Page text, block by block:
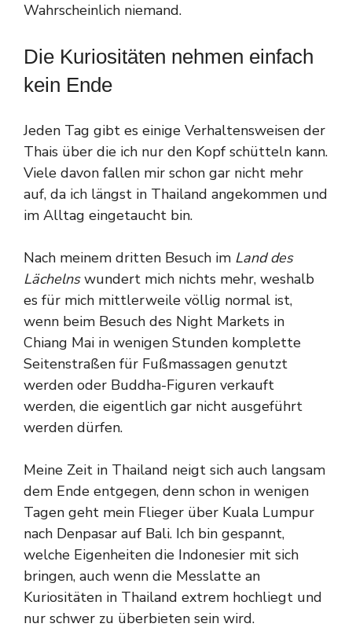
Wahrscheinlich niemand.
Die Kuriositäten nehmen einfach
kein Ende
Jeden Tag gibt es einige Verhaltensweisen der
Thais über die ich nur den Kopf schütteln kann.
Viele davon fallen mir schon gar nicht mehr
auf, da ich längst in Thailand angekommen und
im Alltag eingetaucht bin.
Nach meinem dritten Besuch im Land des
Lächelnswundert mich nichts mehr, weshalb
es für mich mittlerweile völlig normal ist,
wenn beim Besuch des Night Markets in
Chiang Mai in wenigen Stunden komplette
Seitenstraßen für Fußmassagen genutzt
werden oder Buddha-Figuren verkauft
werden, die eigentlich gar nicht ausgeführt
werden dürfen.
Meine Zeit in Thailand neigt sich auch langsam
dem Ende entgegen, denn schon in wenigen
Tagen geht mein Flieger über Kuala Lumpur
nach Denpasar auf Bali. Ich bin gespannt,
welche Eigenheiten die Indonesier mit sich
bringen, auch wenn die Messlatte an
Kuriositäten in Thailand extrem hochliegt und
nur schwer zu überbieten sein wird.